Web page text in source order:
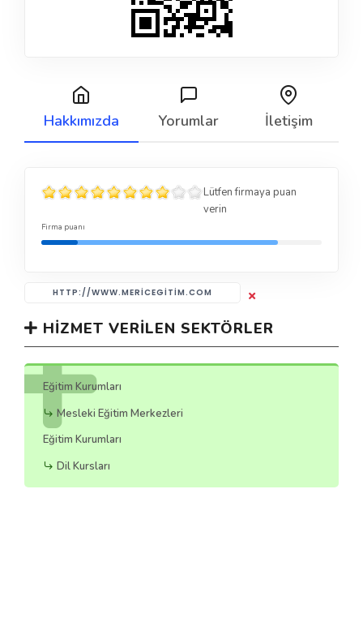
Hakkımızda Yorumlar İletişim
Lütfen firmaya puan
verin
Firma puanı
HTTP://WWW.MERICEGITIM.COM
HIZMET VERILEN SEKTÖRLER
Eğitim Kurumları
Mesleki Eğitim Merkezleri
Eğitim Kurumları
Dil Kursları